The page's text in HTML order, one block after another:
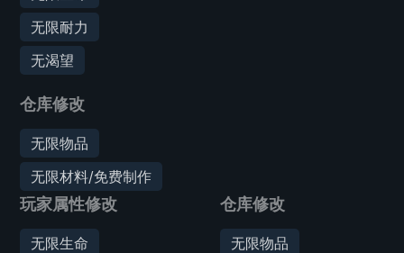
无限耐力
无渴望
仓库修改
无限物品
无限材料/免费制作
玩家属性修改
无限生命
仓库修改
无限物品